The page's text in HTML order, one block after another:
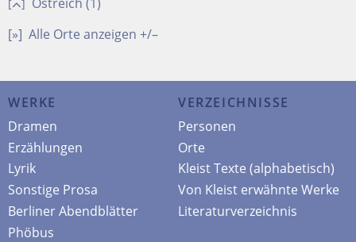
[ ]
[»] Alle Orte anzeigen +/–
WERKE
Dramen
Erzählungen
Lyrik
Sonstige Prosa
Berliner Abendblätter
Phöbus
VERZEICHNISSE
Personen
Orte
Kleist Texte (alphabetisch)
Von Kleist erwähnte Werke
Literaturverzeichnis